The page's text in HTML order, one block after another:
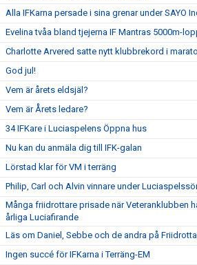
Alla IFKarna persade i sina grenar under SAYO
Evelina tvåa bland tjejerna IF Mantras 5000m-
Charlotte Arvered satte nytt klubbrekord i
God jul!
Vem är årets eldsjäl?
Vem är Årets ledare?
34 IFKare i Luciaspelens Öppna hus
Nu kan du anmäla dig till IFK-galan
Lörstad klar för VM i terräng
Philip, Carl och Alvin vinnare under
Många friidrottare prisade när Veteranklubben
årliga Luciafirande
Läs om Daniel, Sebbe och de andra på
Ingen succé för IFKarna i Terräng-EM